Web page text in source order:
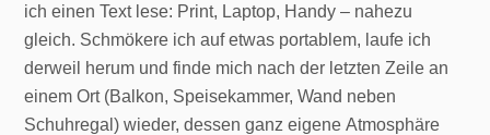
ich einen Text lese: Print, Laptop, Handy – nahezu
gleich. Schmökere ich auf etwas portablem, laufe ich
derweil herum und finde mich nach der letzten Zeile an
einem Ort (Balkon, Speisekammer, Wand neben
Schuhregal) wieder, dessen ganz eigene Atmosphäre